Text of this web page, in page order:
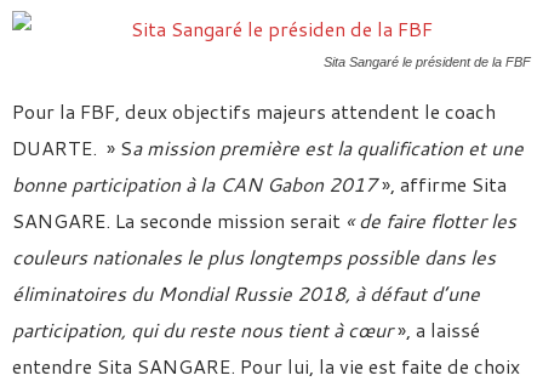
Sita Sangaré le président de la FBF
Pour la FBF, deux objectifs majeurs attendent le coach
DUARTE. » Sa mission première est la qualification et une
bonne participation à la CAN Gabon 2017», affirme Sita
SANGARE. La seconde mission serait « de faire flotter les
couleurs nationales le plus longtemps possible dans les
éliminatoires du Mondial Russie 2018, à défaut d’une
participation, qui du reste nous tient à cœur», a laissé
entendre Sita SANGARE. Pour lui, la vie est faite de choix